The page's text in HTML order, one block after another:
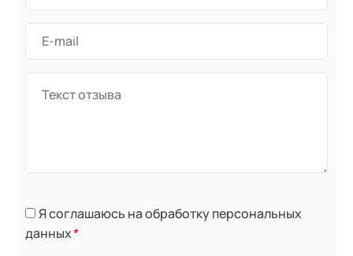
Я соглашаюсь на обработку персональных
данных*